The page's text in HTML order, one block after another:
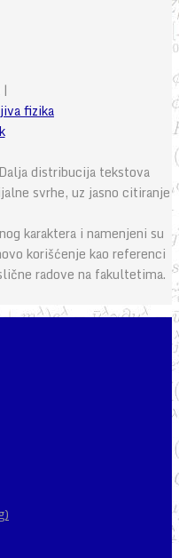
|
fizika
Dalja distribucija tekstova
svrhe, uz jasno citiranje
karaktera i namenjeni su
korišćenje kao referenci
radove na fakultetima.